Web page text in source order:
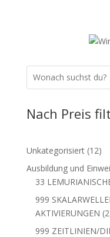
Nach Preis
Unkategorisiert 1212
Ausbildung und
33
999
AKTIVIERUNGEN 2
999 ZEITLINIEN/